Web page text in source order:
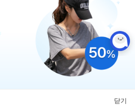
닫기
마이페이지